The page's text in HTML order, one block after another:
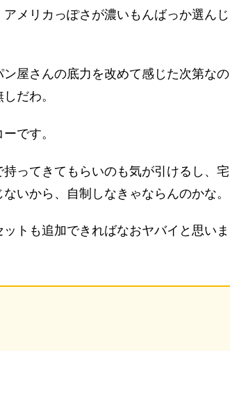
メリカっぽさが濃いもんばっか選んじ
屋さんの底力を改めて感じた次第なの
だわ。
です。
ってきてもらいのも気が引けるし、宅
いから、自制しなきゃならんのかな。
トも追加できればなおヤバイと思いま